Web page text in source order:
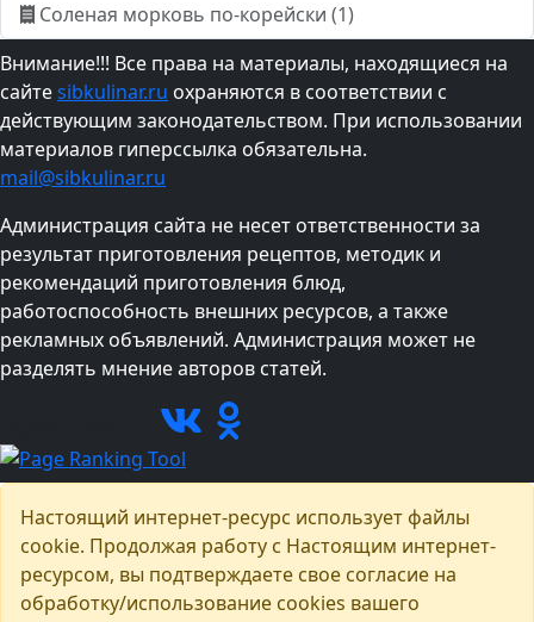
Соленая морковь по-корейски (1)
Внимание!!! Все права на материалы, находящиеся на
сайтеsibkulinar.ru охраняются в соответствии с
действующим законодательством. При использовании
материалов гиперссылка обязательна.
mail@sibkulinar.ru
Администрация сайта не несет ответственности за
результат приготовления рецептов, методик и
рекомендаций приготовления блюд,
работоспособность внешних ресурсов, а также
рекламных объявлений. Администрация может не
разделять мнение авторов статей.
Настоящий интернет-ресурс использует файлы
cookie. Продолжая работу с Настоящим интернет-
ресурсом, вы подтверждаете свое согласие на
обработку/использование cookies вашего